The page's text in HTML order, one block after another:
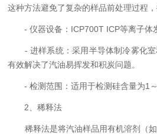
这种方法避免了复杂的样品前处理过程
- 仪器设备：ICP700T ICP等离子体
- 进样系统：采用半导体制冷雾化室
有效解决了汽油易挥发和积炭问题。
- 检测范围：适用于检测硅含量为1～
2、稀释法
稀释法是将汽油样品用有机溶剂（如